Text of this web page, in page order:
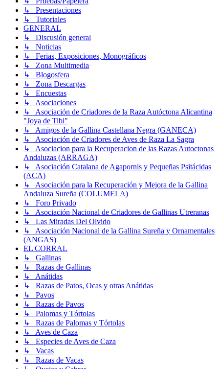
↳ Presentaciones
↳ Tutoriales
GENERAL
↳ Discusión general
↳ Noticias
↳ Ferias, Exposiciones, Monográficos
↳ Zona Multimedia
↳ Blogosfera
↳ Zona Descargas
↳ Encuestas
↳ Asociaciones
↳ Asociación de Criadores de la Raza Autóctona Alicantina
"Joya de Tibi"
↳ Amigos de la Gallina Castellana Negra (GANECA)
↳ Asociación de Criadores de Aves de Raza La Sagra
↳ Asociacion para la Recuperacion de las Razas Autoctonas
Andaluzas (ARRAGA)
↳ Asociación Catalana de Agapornis y Pequeñas Psitácidas
(ACA)
↳ Asociación para la Recuperación y Mejora de la Gallina
Andaluza Sureña (COLUMELA)
↳ Foro Privado
↳ Asociación Nacional de Criadores de Gallinas Utreranas
↳ Las Miradas Del Olvido
↳ Asociación Nacional de la Gallina Sureña y Ornamentales
(ANGAS)
EL CORRAL
↳ Gallinas
↳ Razas de Gallinas
↳ Anátidas
↳ Razas de Patos, Ocas y otras Anátidas
↳ Pavos
↳ Razas de Pavos
↳ Palomas y Tórtolas
↳ Razas de Palomas y Tórtolas
↳ Aves de Caza
↳ Especies de Aves de Caza
↳ Vacas
↳ Razas de Vacas